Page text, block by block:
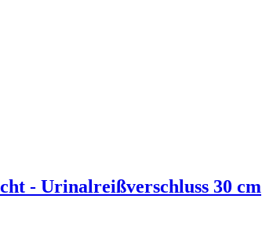
- Urinalreißverschluss 30 cm